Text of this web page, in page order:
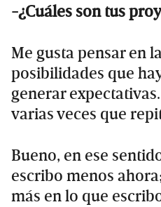
-¿Cuáles son tus
Me gusta pensar en
posibilidades que
generar
varias veces que
Bueno, en ese
escribo menos
más en lo que